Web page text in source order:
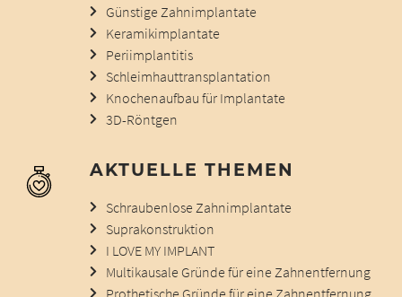
Günstige Zahnimplantate
Keramikimplantate
Periimplantitis
Schleimhauttransplantation
Knochenaufbau für Implantate
3D-Röntgen
AKTUELLE THEMEN
Schraubenlose Zahnimplantate
Suprakonstruktion
I LOVE MY IMPLANT
Multikausale Gründe für eine Zahnentfernung
Prothetische Gründe für eine Zahnentfernung